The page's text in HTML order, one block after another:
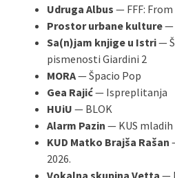
Udruga Albus — FFF:
Prostor urbane kulture—
Sa(n)jam knjige u Istri—
pismenosti Giardini 2
MORA— Špacio Pop
Gea Rajić— Ispreplitanja
HUiU — BLOK
Alarm Pazin — KUS
KUD Matko Brajša Rašan
2026.
Vokalna skupina Vetta —